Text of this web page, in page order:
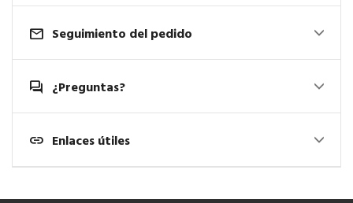
mail Seguimiento del pedido
forum ¿Preguntas?
link Enlaces útiles